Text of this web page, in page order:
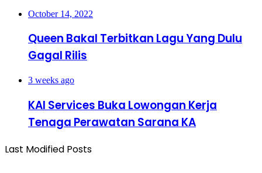
October 14, 2022
Queen Bakal Terbitkan Lagu Yang Dulu
Gagal Rilis
3 weeks ago
KAI Services Buka Lowongan Kerja
Tenaga Perawatan Sarana KA
Last Modified Posts